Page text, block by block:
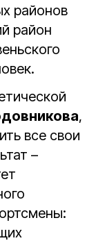
районов
район
,
все свои
–